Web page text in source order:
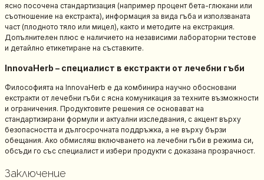
ясно посочена стандартизация (например процент бета-глюкани или
съотношение на екстракта), информация за вида гъба и използваната
част (плодното тяло или мицел), както и методите на екстракция.
Допълнителен плюс е наличието на независими лабораторни тестове
и детайлно етикетиране на съставките.
InnovaHerb – специалист в екстракти от лечебни гъби
Философията на InnovaHerb е да комбинира научно обосновани
екстракти от лечебни гъби с ясна комуникация за техните възможности
и ограничения. Продуктовите решения се основават на
стандартизирани формули и актуални изследвания, с акцент върху
безопасността и дългосрочната поддръжка, а не върху бързи
обещания. Ако обмисляш включването на лечебни гъби в режима си,
обсъди го със специалист и избери продукти с доказана прозрачност.
Заключение